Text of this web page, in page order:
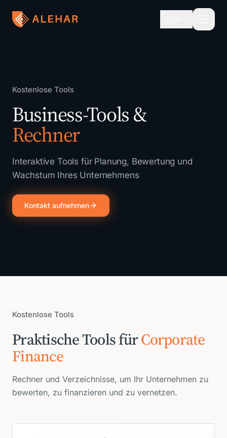
Kostenlose Tools
Business-Tools &
Rechner
Interaktive Tools für Planung, Bewertung und
Wachstum Ihres Unternehmens
Kontakt aufnehmen
Kostenlose Tools
Praktische Tools fürCorporate
Finance
Rechner und Verzeichnisse, um Ihr Unternehmen zu
bewerten, zu finanzieren und zu vernetzen.